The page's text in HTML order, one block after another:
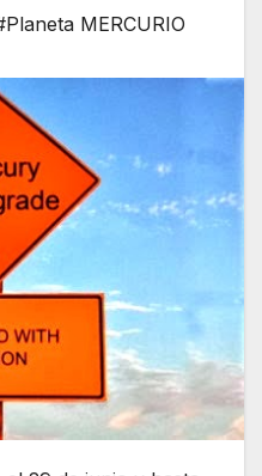
MERCURIO